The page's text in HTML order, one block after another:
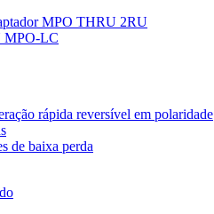
MPO THRU 2RU
MPO-LC
rápida reversível em polaridade
de baixa perda